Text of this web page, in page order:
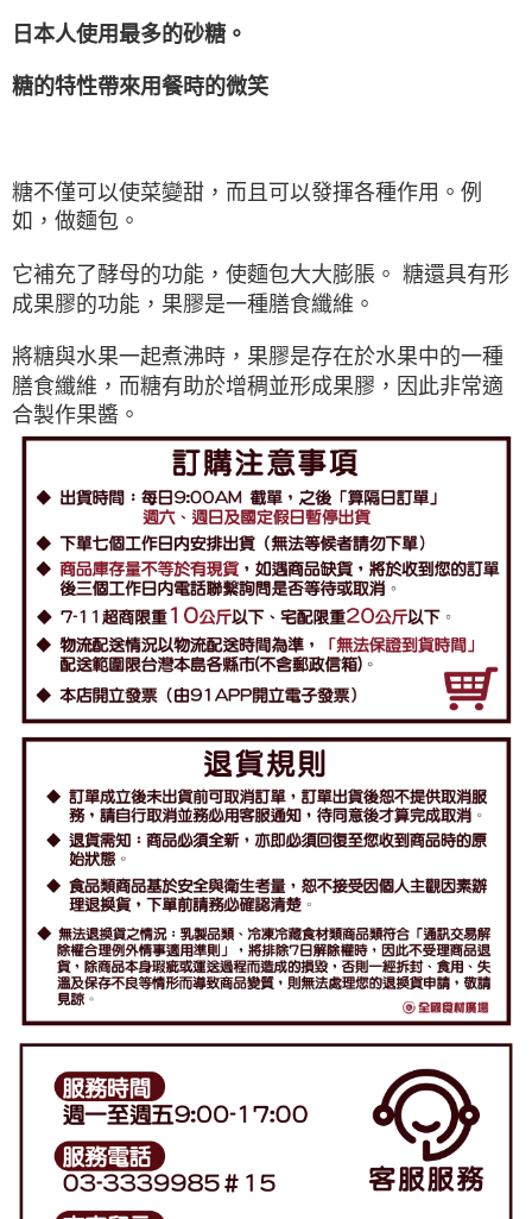
日本人使用最多的砂糖。
糖的特性帶來用餐時的微笑
糖不僅可以使菜變甜，而且可以發揮各種作用。例
如，做麵包。
它補充了酵母的功能，使麵包大大膨脹。 糖還具有形
成果膠的功能，果膠是一種膳食纖維。
將糖與水果一起煮沸時，果膠是存在於水果中的一種
膳食纖維，而糖有助於增稠並形成果膠，因此非常適
合製作果醬。